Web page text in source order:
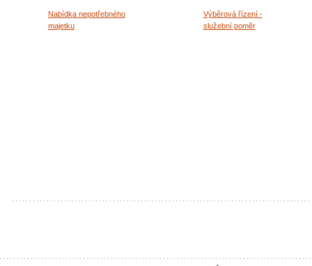
Nabídka nepotřebného
majetku
Výběrová řízení -
služební poměr